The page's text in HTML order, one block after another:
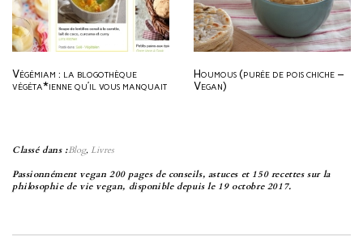
Végémiam : la blogothèque
végéta*ienne qu’il vous manquait
Houmous (purée de pois chiche –
Vegan)
Classé dans :Blog, Livres
Passionnément vegan 200 pages de conseils, astuces et 150 recettes sur la
philosophie de vie vegan, disponible depuis le 19 octobre 2017.